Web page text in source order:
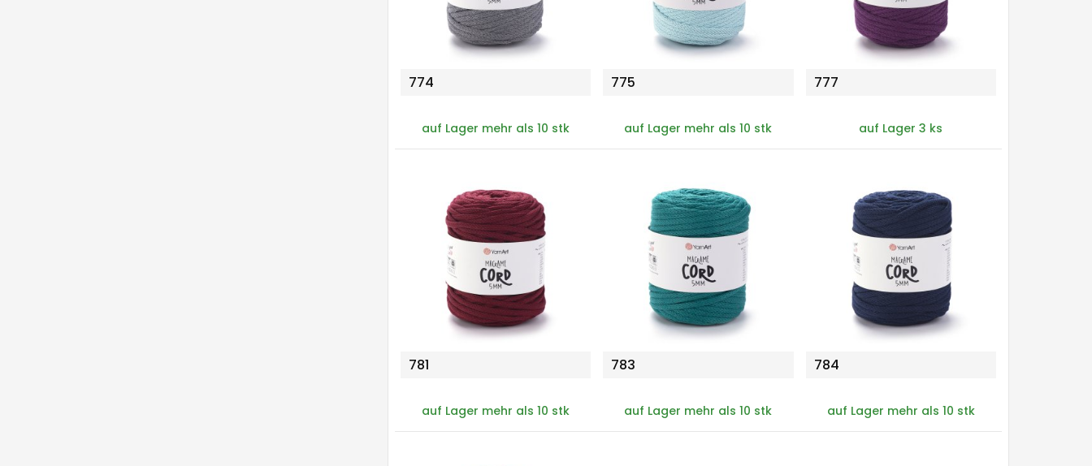
774
auf Lager mehr als 10 stk
775
auf Lager mehr als 10 stk
777
auf Lager 3 ks
781
auf Lager mehr als 10 stk
783
auf Lager mehr als 10 stk
784
auf Lager mehr als 10 stk